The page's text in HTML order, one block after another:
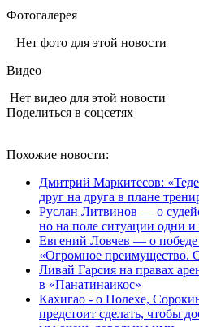
Фотогалерея
Нет фото для этой новости
Видео
Нет видео для этой новости
Поделиться в соцсетях
Похожие новости:
Дмитрий Маркитесов:
друг на друга в плане
Руслан Литвинов — о
но на поле ситуации одни и
Евгений Ловчев — о
«Огромное преимущество.
Ливай Гарсия на правах
в «Панатинаикос»
Кахигао - о Полехе,
предстоит сделать, чтобы